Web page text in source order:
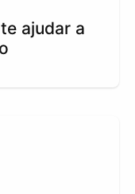
ajudar a